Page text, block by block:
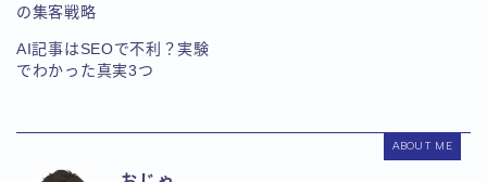
の集客戦略
AI記事はSEOで不利？実験
でわかった真実3つ
ABOUT ME